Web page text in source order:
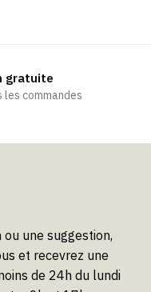
variations.
Les
peuvent
page
du
produit
gratuite
les commandes
une suggestion,
et recevrez une
de 24h du lundi